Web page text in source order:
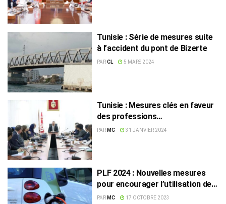
Tunisie : Série de mesures suite
à l’accident du pont de Bizerte
PARCL 5 MARS 2024
Tunisie : Mesures clés en faveur
des professions
pharmaceutiques
PAR MC 31 JANVIER 2024
PLF 2024 : Nouvelles mesures
pour encourager l’utilisation des
voitures électriques
PAR MC 17 OCTOBRE 2023